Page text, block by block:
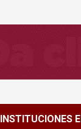
INSTITUCIONES